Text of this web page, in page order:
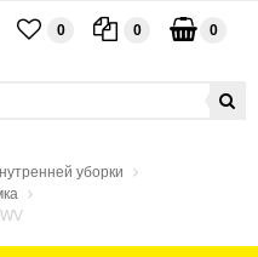
0 0 0
уборки